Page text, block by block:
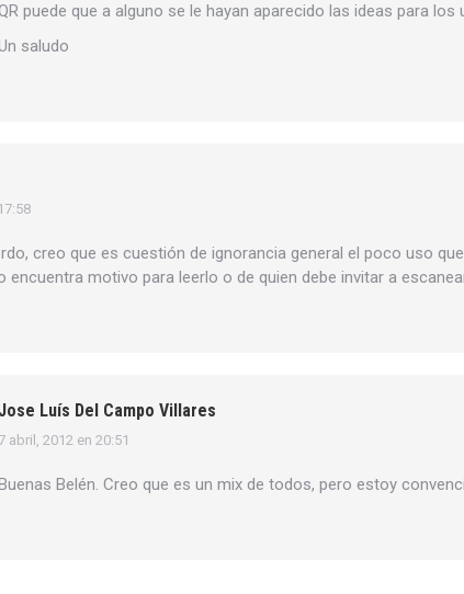
puede que a alguno se le hayan aparecido las ideas para
saludo
creo que es cuestión de ignorancia general el poco uso
encuentra motivo para leerlo o de quien debe invitar a
Jose Luís Del Campo Villares
dice:
7 abril, 2012 en 20:51
Belén. Creo que es un mix de todos, pero estoy